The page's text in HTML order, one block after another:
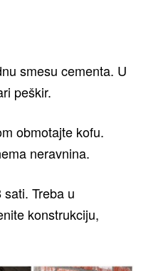
smesu cementa. U
peškir.
obmotajte kofu.
neravnina.
Treba u
konstrukciju,